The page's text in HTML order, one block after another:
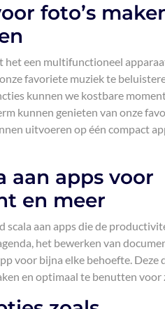
foto’s
een multifunctioneel
favoriete muziek te
kunnen we kostbare
kunnen genieten van onze
uitvoeren op één compact
aan apps voor
en meer
aan apps die de
het bewerken van
voor bijna elke behoefte.
en optimaal te benutten